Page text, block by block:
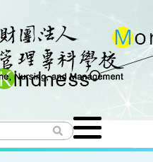
Toggle
navigation